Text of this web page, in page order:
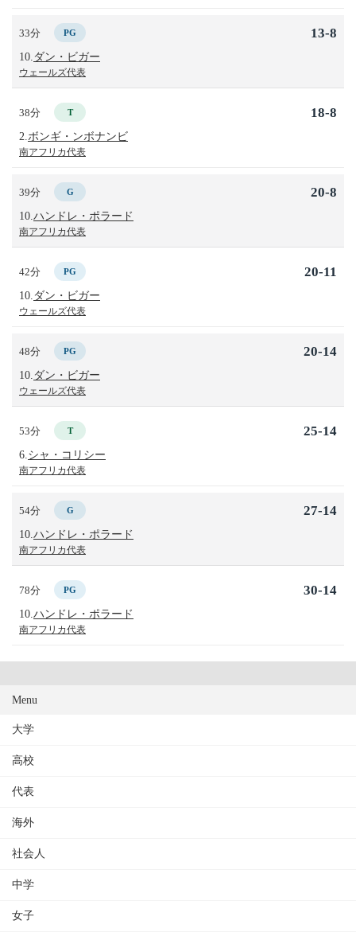
33分 PG
10. ダン・ビガー
ウェールズ代表
13-8
38分 T
2. ボンギ・ンボナンビ
南アフリカ代表
18-8
39分 G
10. ハンドレ・ポラード
南アフリカ代表
20-8
42分 PG
10. ダン・ビガー
ウェールズ代表
20-11
48分 PG
10. ダン・ビガー
ウェールズ代表
20-14
53分 T
6. シャ・コリシー
南アフリカ代表
25-14
54分 G
10. ハンドレ・ポラード
南アフリカ代表
27-14
78分 PG
10. ハンドレ・ポラード
南アフリカ代表
30-14
Menu
大学
高校
代表
海外
社会人
中学
女子